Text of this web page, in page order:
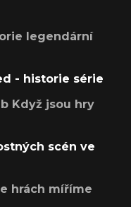
legendární
- historie série
Když jsou hry
scén ve
hrách míříme